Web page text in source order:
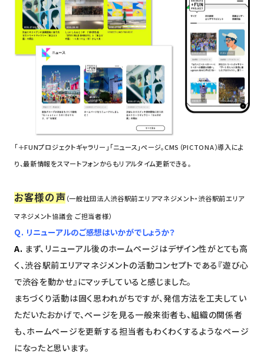
「＋FUNプロジェクトギャラリー」「ニュース」ページ。CMS（PICTONA）導入によ
り、最新情報をスマートフォンからもリアルタイム更新できる。
お客様の声（一般社団法人渋谷駅前エリアマネジメント・渋谷駅前エリア
マネジメント協議会 ご担当者様）
Q. リニューアルのご感想はいかがでしょうか？
A. まず、リニューアル後のホームページはデザイン性がとても高
く、渋谷駅前エリアマネジメントの活動コンセプトである『遊び心
で渋谷を動かせ』にマッチしていると感じました。
まちづくり活動は固く思われがちですが、発信方法を工夫してい
ただいたおかげで、ページを見る一般来街者も、組織の関係者
も、ホームページを更新する担当者もわくわくするようなページ
になったと思います。